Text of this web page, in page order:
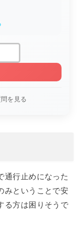
を見る
通行止めになった
みということで安
る方は困りそうで